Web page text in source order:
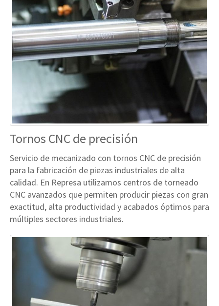
Tornos CNC de precisión
Servicio de mecanizado con tornos CNC de precisión
para la fabricación de piezas industriales de alta
calidad. En Represa utilizamos centros de torneado
CNC avanzados que permiten producir piezas con gran
exactitud, alta productividad y acabados óptimos para
múltiples sectores industriales.